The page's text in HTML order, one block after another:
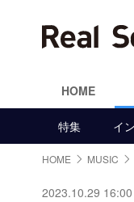
HOME
特集 イ
HOME MUSIC
2023.10.29 16:00